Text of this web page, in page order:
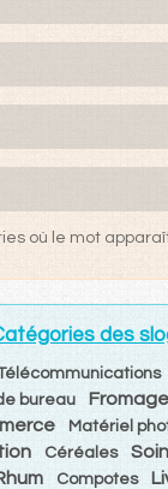
où le mot
des
bureau Fromage
Matériel
Céréales
Compotes